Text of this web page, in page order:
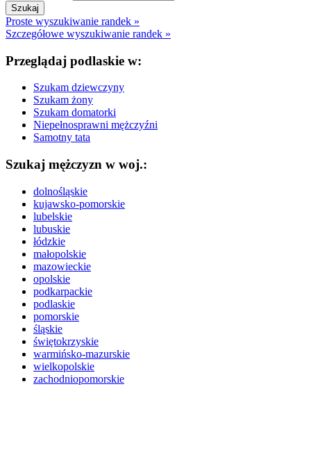
Proste wyszukiwanie randek »
Szczegółowe wyszukiwanie randek »
Przeglądaj podlaskie w:
Szukam dziewczyny
Szukam żony
Szukam domatorki
Niepełnosprawni mężczyźni
Samotny tata
Szukaj mężczyzn w woj.:
dolnośląskie
kujawsko-pomorskie
lubelskie
lubuskie
łódzkie
małopolskie
mazowieckie
opolskie
podkarpackie
podlaskie
pomorskie
śląskie
świętokrzyskie
warmińsko-mazurskie
wielkopolskie
zachodniopomorskie